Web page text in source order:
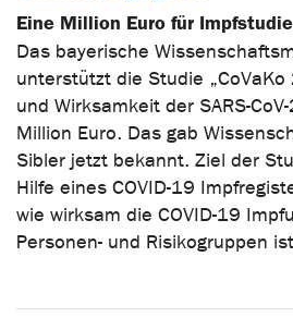
Eine Million Euro für
Das bayerische
unterstützt die Studie
und Wirksamkeit der SARS-
Million Euro. Das gab
Sibler jetzt bekannt. Ziel der
Hilfe eines COVID-19
wie wirksam die COVID-19
Personen- und Risikogruppen